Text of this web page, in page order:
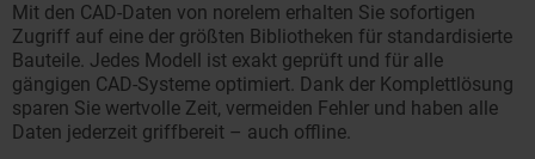
Mit den CAD-Daten von norelem erhalten Sie sofortigen
Zugriff auf eine der größten Bibliotheken für standardisierte
Bauteile. Jedes Modell ist exakt geprüft und für alle
gängigen CAD-Systeme optimiert. Dank der Komplettlösung
sparen Sie wertvolle Zeit, vermeiden Fehler und haben alle
Daten jederzeit griffbereit – auch offline.